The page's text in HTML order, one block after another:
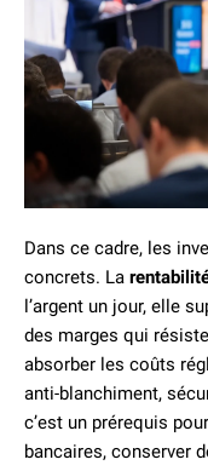
Dans ce cadre, les
concrets. La
l’argent un jour, elle
des marges qui
absorber les coûts
anti-blanchiment,
c’est un prérequis
bancaires, conserver